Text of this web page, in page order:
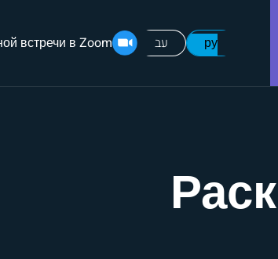
עב ру
встречи в Zoom